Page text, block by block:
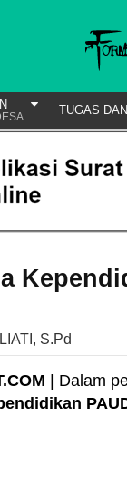
TUGAS
S.Pd
| Dalam